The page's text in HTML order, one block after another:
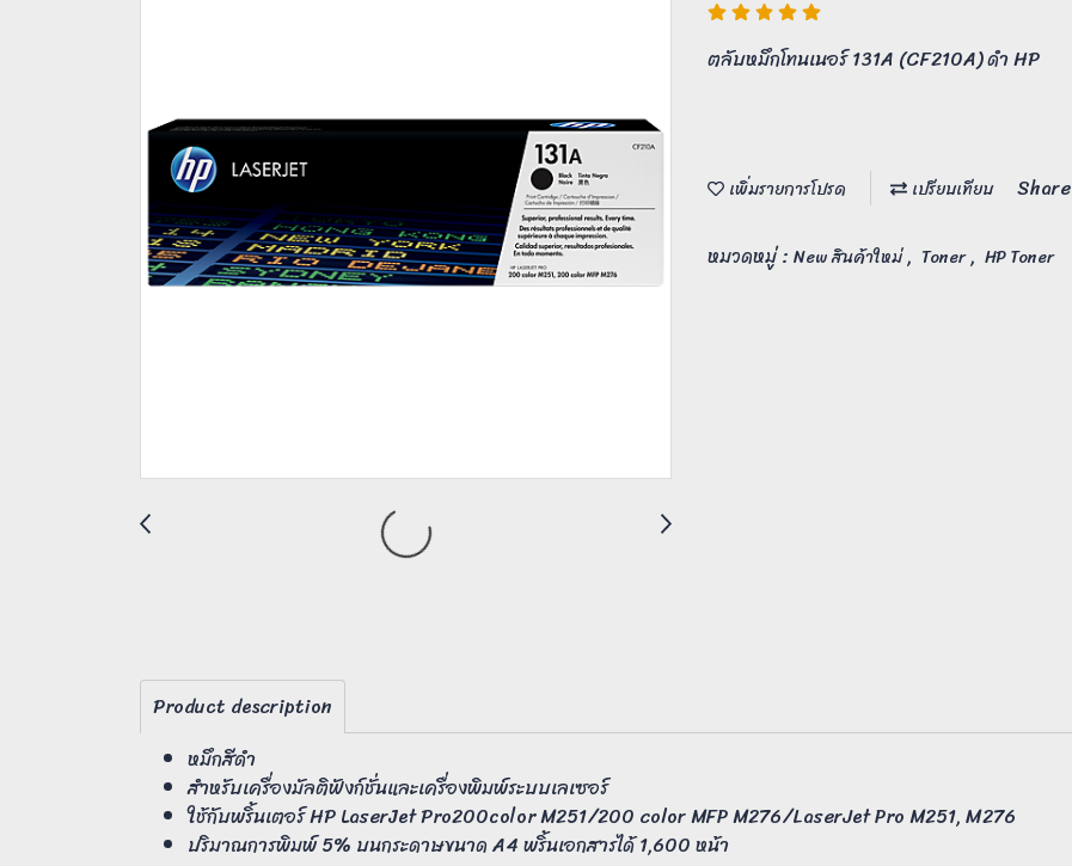
ตลับหมึกโทนเนอร์ 131A (CF210A) ดำ HP
เพิ่มรายการโปรด เปรียบเทียบ
Share
หมวดหมู่ : New สินค้าใหม่, Toner, HP Toner
Product description
หมึกสีดำ
สำหรับเครื่องมัลติฟังก์ชั่นและเครื่องพิมพ์ระบบเลเซอร์
ใช้กับพริ้นเตอร์ HP LaserJet Pro200color M251/200 color MFP M276/LaserJet Pro M251, M276
ปริมาณการพิมพ์ 5% บนกระดาษขนาด A4 พริ้นเอกสารได้ 1,600 หน้า